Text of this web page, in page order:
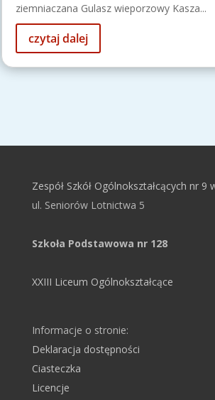
ziemniaczana Gulasz wieporzowy Kasza...
czytaj dalej
Zespół Szkół Ogólnokształcących nr 9
ul. Seniorów Lotnictwa 5
Szkoła Podstawowa nr 128
XXIII Liceum Ogólnokształcące
Informacje o stronie:
Deklaracja dostępności
Ciasteczka
Licencje